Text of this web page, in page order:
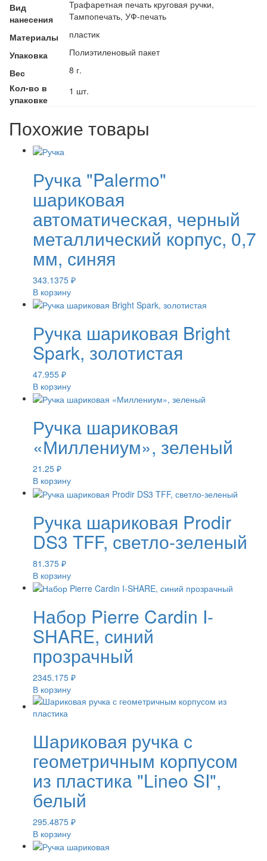
Вид
нанесения
Трафаретная печать круговая ручки,
Тампопечать, УФ-печать
Материалы
пластик
Упаковка
Полиэтиленовый пакет
Вес
8 г.
Кол-во в
упаковке
1 шт.
Похожие товары
Ручка "Palermo"
шариковая
автоматическая, черный
металлический корпус, 0,7
мм, синяя
343.1375 ₽
В корзину
Ручка шариковая Bright
Spark, золотистая
47.955 ₽
В корзину
Ручка шариковая
«Миллениум», зеленый
21.25 ₽
В корзину
Ручка шариковая Prodir
DS3 TFF, светло-зеленый
81.375 ₽
В корзину
Набор Pierre Cardin I-
SHARE, синий
прозрачный
2345.175 ₽
В корзину
Шариковая ручка с
геометричным корпусом
из пластика "Lineo SI",
белый
295.4875 ₽
В корзину